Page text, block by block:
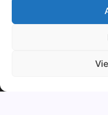
This website uses